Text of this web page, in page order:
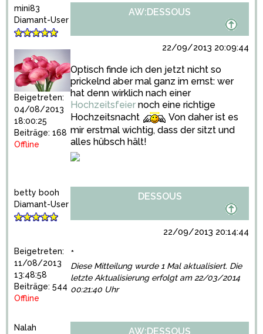
mini83
Diamant-User
Beigetreten:
04/08/2013
18:00:25
Beiträge: 168
Offline
AW:DESSOUS
22/09/2013 20:09:44
Optisch finde ich den jetzt nicht so
prickelnd aber mal ganz im ernst: wer
hat denn wirklich nach einer
Hochzeitsfeier noch eine richtige
Hochzeitsnacht
Von daher ist es
mir erstmal wichtig, dass der sitzt und
alles hübsch hält!
betty booh
Diamant-User
Beigetreten:
11/08/2013
13:48:58
Beiträge: 544
Offline
DESSOUS
22/09/2013 20:14:44
*
Diese Mitteilung wurde 1 Mal aktualisiert. Die
letzte Aktualisierung erfolgt am 22/03/2014
00:21:40 Uhr
Nalah
AW:DESSOUS